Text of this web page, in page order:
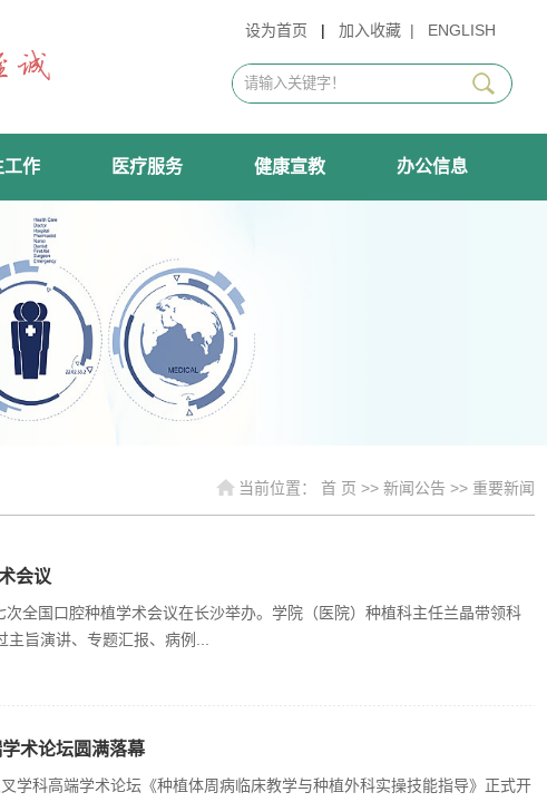
设为首页 | 加入收藏 | ENGLISH
工作 医疗服务 健康宣教 办公信息
当前位置： 首 页 >> 新闻公告 >> 重要新闻
会议
全国口腔种植学术会议在长沙举办。学院（医院）种植科主任兰晶带领科
旨演讲、专题汇报、病例...
术论坛圆满落幕
学科高端学术论坛《种植体周病临床教学与种植外科实操技能指导》正式开